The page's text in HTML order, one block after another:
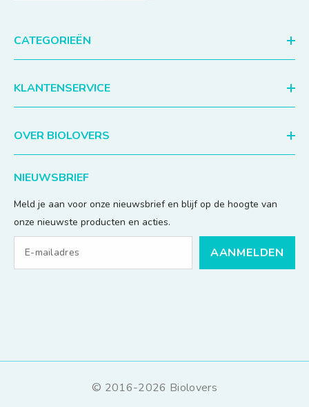
CATEGORIEËN
KLANTENSERVICE
OVER BIOLOVERS
NIEUWSBRIEF
Meld je aan voor onze nieuwsbrief en blijf op de hoogte van
onze nieuwste producten en acties.
AANMELDEN
© 2016-2026 Biolovers